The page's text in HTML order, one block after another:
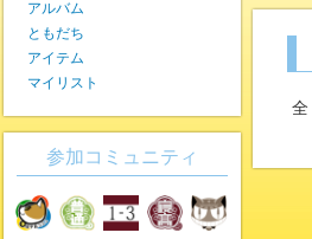
全
アルバム
ともだち
アイテム
マイリスト
参加コミュニティ